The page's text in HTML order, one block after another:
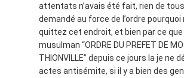
attentats n’avais été fait, rien de tous
demandé au force de l’ordre pourquoi
quittez cet endroit, et bien par ce
musulman “ORDRE DU PREFET DE
THIONVILLE” depuis ce jours la je ne
actes antisémite, si il y a bien des